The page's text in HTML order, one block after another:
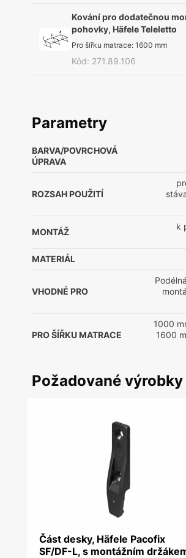
Kování pro dodatečnou
pohovky, Häfele Teleletto
Pro šířku matrace: 1600 mm
Kód: 271.89.106
Parametry
BARVA/POVRCHOVÁ
ÚPRAVA
ROZSAH POUŽITÍ
MONTÁŽ
k
MATERIÁL
VHODNÉ PRO
PRO ŠÍŘKU MATRACE
1000
1600
Požadované výrobky
Část desky, Häfele Pacofix
SF/DF-L, s montážním